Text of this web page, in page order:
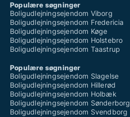
Populære søgninger
Boligudlejningsejendom Viborg
Boligudlejningsejendom Fredericia
Boligudlejningsejendom Køge
Boligudlejningsejendom Holstebro
Boligudlejningsejendom Taastrup
Populære søgninger
Boligudlejningsejendom Slagelse
Boligudlejningsejendom Hillerød
Boligudlejningsejendom Holbæk
Boligudlejningsejendom Sønderborg
Boligudlejningsejendom Svendborg